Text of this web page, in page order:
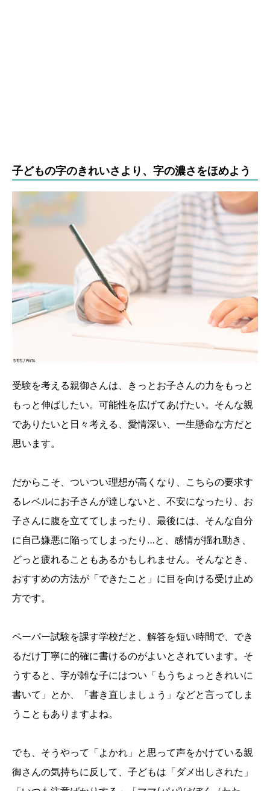
子どもの字のきれいさより、字の濃さをほめよう
受験を考える親御さんは、きっとお子さんの力をもっと
もっと伸ばしたい。可能性を広げてあげたい。そんな親
でありたいと日々考える、愛情深い、一生懸命な方だと
思います。
だからこそ、ついつい理想が高くなり、こちらの要求す
るレベルにお子さんが達しないと、不安になったり、お
子さんに腹を立ててしまったり、最後には、そんな自分
に自己嫌悪に陥ってしまったり…と、感情が揺れ動き、
どっと疲れることもあるかもしれません。そんなとき、
おすすめの方法が「できたこと」に目を向ける受け止め
方です。
ペーパー試験を課す学校だと、解答を短い時間で、でき
るだけ丁寧に的確に書けるのがよいとされています。そ
うすると、字が雑な子にはつい「もうちょっときれいに
書いて」とか、「書き直しましょう」などと言ってしま
うこともありますよね。
でも、そうやって「よかれ」と思って声をかけている親
御さんの気持ちに反して、子どもは「ダメ出しされた」